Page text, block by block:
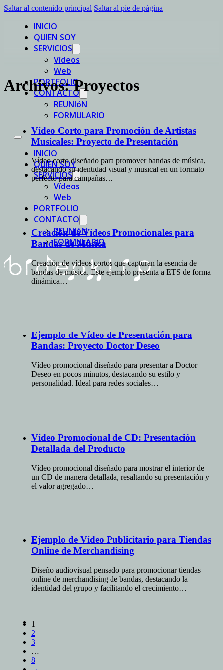
Saltar al contenido principal Saltar al pie de página
INICIO
QUIEN SOY
SERVICIOS
Vídeos
Web
PORTFOLIO
CONTACTO
REUNIóN
FORMULARIO
INICIO
QUIEN SOY
SERVICIOS
Vídeos
Web
PORTFOLIO
CONTACTO
REUNIóN
FORMULARIO
Archivos:Proyectos
Vídeo Corto para Promoción de Artistas
Musicales: Proyecto de Presentación
Vídeo corto diseñado para promover bandas de música,
destacando su identidad visual y musical en un formato
perfecto para campañas…
Creación de Vídeos Promocionales para
Bandas de Música
Creación de vídeos cortos que capturan la esencia de
bandas de música. Este ejemplo presenta a ETS de forma
dinámica…
Ejemplo de Vídeo de Presentación para
Bandas: Proyecto Doctor Deseo
Vídeo promocional diseñado para presentar a Doctor
Deseo en pocos minutos, destacando su estilo y
personalidad. Ideal para redes sociales…
Vídeo Promocional de CD: Presentación
Detallada del Producto
Vídeo promocional diseñado para mostrar el interior de
un CD de manera detallada, resaltando su presentación y
el valor agregado…
Ejemplo de Vídeo Publicitario para Tiendas
Online de Merchandising
Diseño audiovisual pensado para promocionar tiendas
online de merchandising de bandas, destacando la
identidad del grupo y facilitando el crecimiento…
1
2
3
…
8